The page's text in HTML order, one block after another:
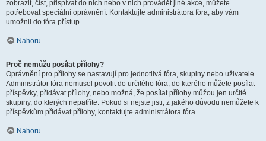
zobrazit, číst, přispívat do nich nebo v nich provádět jiné akce, můžete
potřebovat speciální oprávnění. Kontaktujte administrátora fóra, aby vám
umožnil do fóra přístup.
Nahoru
Proč nemůžu posílat přílohy?
Oprávnění pro přílohy se nastavují pro jednotlivá fóra, skupiny nebo uživatele.
Administrátor fóra nemusel povolit do určitého fóra, do kterého můžete posílat
příspěvky, přidávat přílohy, nebo možná, že posílat přílohy můžou jen určité
skupiny, do kterých nepatříte. Pokud si nejste jisti, z jakého důvodu nemůžete k
příspěvkům přidávat přílohy, kontaktujte administrátora fóra.
Nahoru